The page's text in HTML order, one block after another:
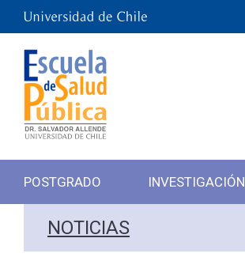
POSTGRADO INVESTIGACIÓN
NOTICIAS